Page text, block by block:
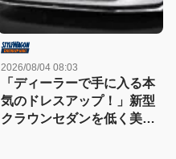
2026/08/04 08:03
「ディーラーで手に入る本
気のドレスアップ！」新型
クラウンセダンを低く美し